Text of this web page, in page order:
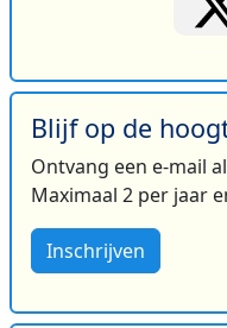
Blijf op de
Ontvang een e-mail
Maximaal 2 per jaar
Inschrijven